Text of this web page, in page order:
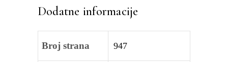
Dodatne informacije
Broj strana 947